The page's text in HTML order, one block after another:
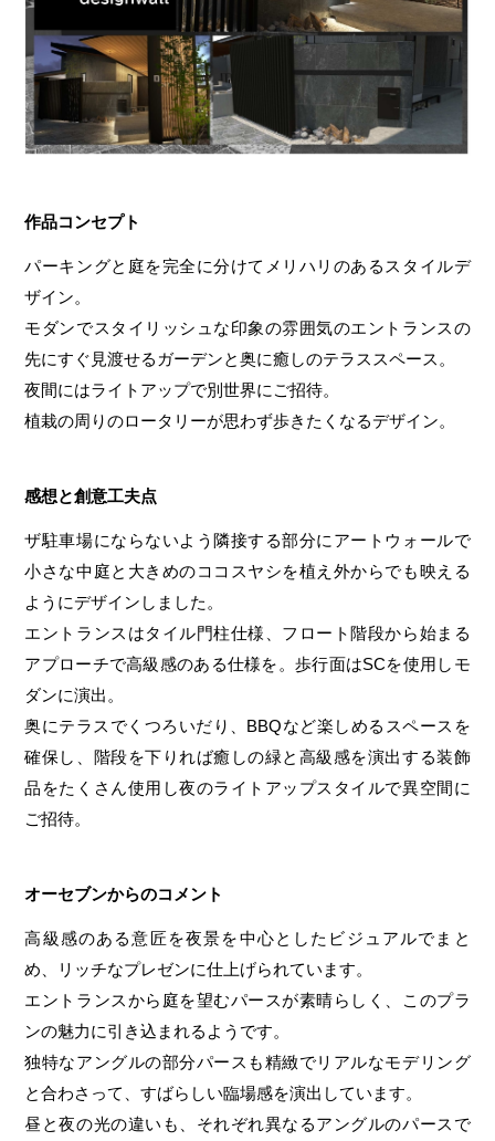
作品コンセプト
パーキングと庭を完全に分けてメリハリのあるスタイルデ
ザイン。
モダンでスタイリッシュな印象の雰囲気のエントランスの
先にすぐ見渡せるガーデンと奥に癒しのテラススペース。
夜間にはライトアップで別世界にご招待。
植栽の周りのロータリーが思わず歩きたくなるデザイン。
感想と創意工夫点
ザ駐車場にならないよう隣接する部分にアートウォールで
小さな中庭と大きめのココスヤシを植え外からでも映える
ようにデザインしました。
エントランスはタイル門柱仕様、フロート階段から始まる
アプローチで高級感のある仕様を。歩行面はSCを使用しモ
ダンに演出。
奥にテラスでくつろいだり、BBQなど楽しめるスペースを
確保し、階段を下りれば癒しの緑と高級感を演出する装飾
品をたくさん使用し夜のライトアップスタイルで異空間に
ご招待。
オーセブンからのコメント
高級感のある意匠を夜景を中心としたビジュアルでまと
め、リッチなプレゼンに仕上げられています。
エントランスから庭を望むパースが素晴らしく、このプラ
ンの魅力に引き込まれるようです。
独特なアングルの部分パースも精緻でリアルなモデリング
と合わさって、すばらしい臨場感を演出しています。
昼と夜の光の違いも、それぞれ異なるアングルのパースで